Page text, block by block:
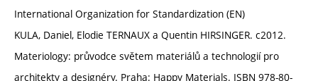
International Organization for Standardization (EN)
KULA, Daniel, Elodie TERNAUX a Quentin HIRSINGER. c2012.
Materiology: průvodce světem materiálů a technologií pro
architekty a designéry. Praha: Happy Materials. ISBN 978-80-